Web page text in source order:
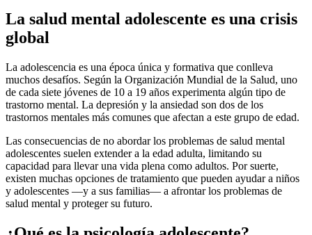
La salud mental adolescente es una crisis
global
La adolescencia es una época única y formativa que conlleva
muchos desafíos. Según la Organización Mundial de la Salud, uno
de cada siete jóvenes de 10 a 19 años experimenta algún tipo de
trastorno mental. La depresión y la ansiedad son dos de los
trastornos mentales más comunes que afectan a este grupo de edad.
Las consecuencias de no abordar los problemas de salud mental
adolescentes suelen extender a la edad adulta, limitando su
capacidad para llevar una vida plena como adultos. Por suerte,
existen muchas opciones de tratamiento que pueden ayudar a niños
y adolescentes —y a sus familias— a afrontar los problemas de
salud mental y proteger su futuro.